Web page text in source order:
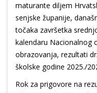
maturante diljem
senjske županije,
točaka završetka
kalendaru Nacionalnog
obrazovanja, rezultati
školske godine 2025./
Rok za prigovore na